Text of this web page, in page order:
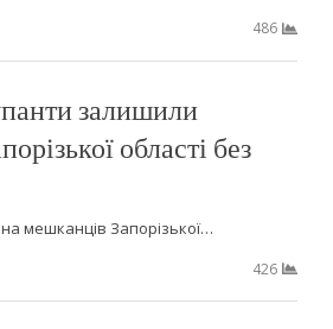
486
залишили
області без
мешканців Запорізької…
426